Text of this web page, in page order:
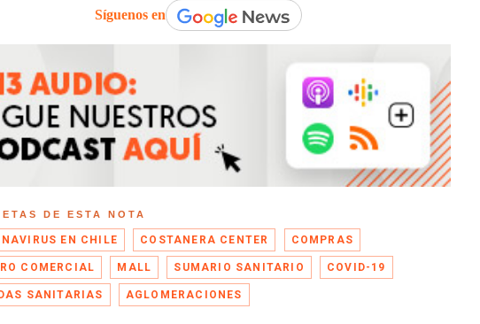
Síguenos en
DE ESTA NOTA
EN CHILE COSTANERA CENTER COMPRAS
COMERCIAL MALL SUMARIO SANITARIO COVID-19
SANITARIAS AGLOMERACIONES